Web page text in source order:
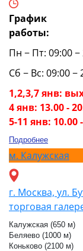
График
работы:
Пн − Пт: 09:00 −
Сб − Вс: 09:00 −
1,2,3,7 янв:
4 янв: 13.00 -
5-11 янв: 10.00
Подробнее
м. Калужская
г. Москва, ул.
торговая
Калужская (650 м)
Беляево (1000 м)
Коньково (2100 м)